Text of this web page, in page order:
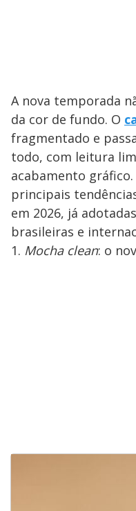
A nova temporada
da cor de fundo. O
fragmentado e
todo, com leitura
acabamento
principais
em 2026, já
brasileiras e
1. Mocha clean: o